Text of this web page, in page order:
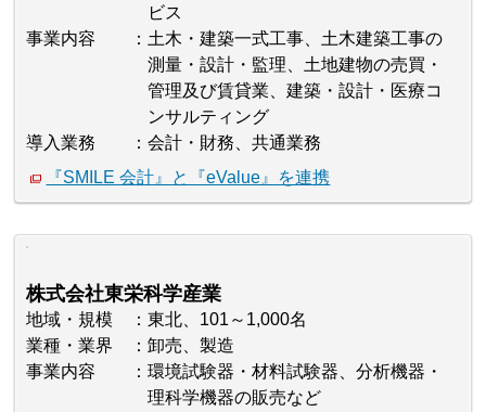
ビス
事業内容
土木・建築一式工事、土木建築工事の
測量・設計・監理、土地建物の売買・
管理及び賃貸業、建築・設計・医療コ
ンサルティング
導入業務
会計・財務、共通業務
『SMILE 会計』と『eValue』を連携
株式会社東栄科学産業
地域・規模
東北、101～1,000名
業種・業界
卸売、製造
事業内容
環境試験器・材料試験器、分析機器・
理科学機器の販売など